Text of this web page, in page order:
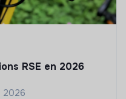
RSE en 2026
2026